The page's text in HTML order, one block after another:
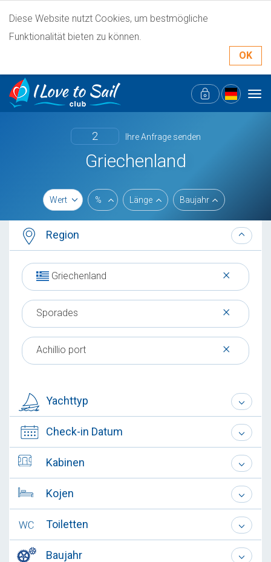
Diese Website nutzt Cookies, um bestmögliche
Funktionalität bieten zu können.
OK
2 Ihre Anfrage senden
Griechenland
Wert % Länge Baujahr
Region
×
Griechenland
×
Sporades
×
Achillio port
Yachttyp
Check-in Datum
Kabinen
Kojen
Toiletten
Baujahr